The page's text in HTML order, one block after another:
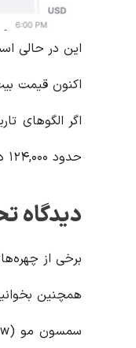
این در حالی است که
اکنون قیمت بیت‌کوین در
حدود ۱۲۴,۰۰۰ دلار بازخواهد گشت، درست زیر آخرین اوج تاریخی خود.
دیدگاه
برخی از
همچنین